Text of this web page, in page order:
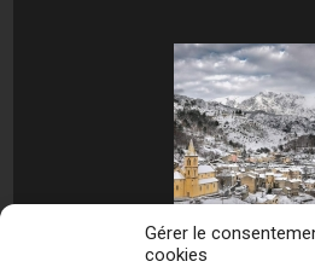
Gérer le
cookies